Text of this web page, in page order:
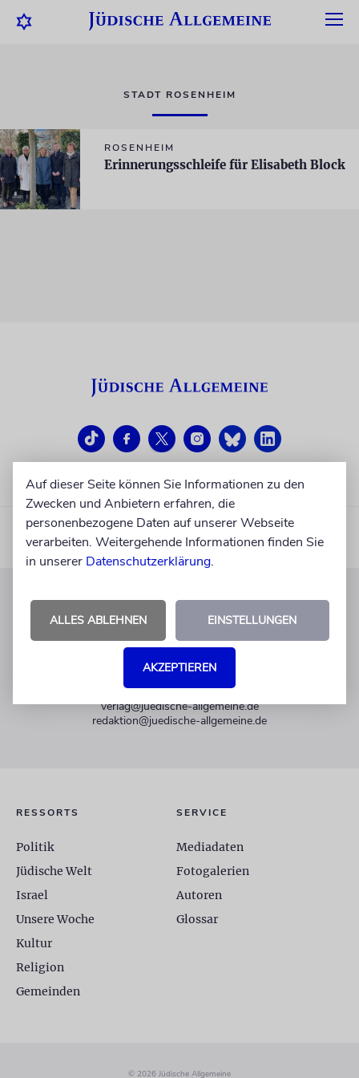
STADT ROSENHEIM
ROSENHEIM
Erinnerungsschleife für Elisabeth Block
KUNDENSERVICE
+49 30 275833 0
Mo-Do 9-17 Uhr
verlag@juedische-allgemeine.de
redaktion@juedische-allgemeine.de
RESSORTS
Politik
Jüdische Welt
Israel
Unsere Woche
Kultur
Religion
Gemeinden
SERVICE
Mediadaten
Fotogalerien
Autoren
Glossar
© 2026 Jüdische Allgemeine
Auf dieser Seite können Sie Informationen zu den
Zwecken und Anbietern erfahren, die
personenbezogene Daten auf unserer Webseite
verarbeiten. Weitergehende Informationen finden Sie
in unserer Datenschutzerklärung.
ALLES ABLEHNEN EINSTELLUNGEN
AKZEPTIEREN